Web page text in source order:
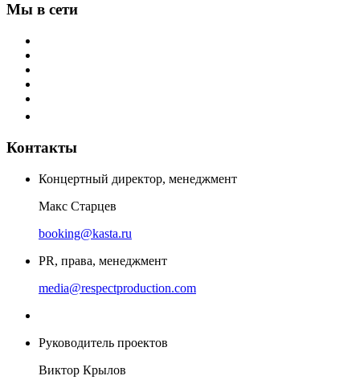
Мы в сети
Контакты
Концертный директор, менеджмент
Макс Старцев
booking@kasta.ru
PR, права, менеджмент
media@respectproduction.com
Руководитель проектов
Виктор Крылов